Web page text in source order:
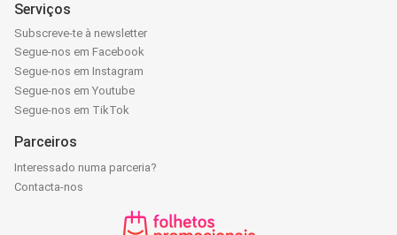
Serviços
Subscreve-te à newsletter
Segue-nos em Facebook
Segue-nos em Instagram
Segue-nos em Youtube
Segue-nos em TikTok
Parceiros
Interessado numa parceria?
Contacta-nos